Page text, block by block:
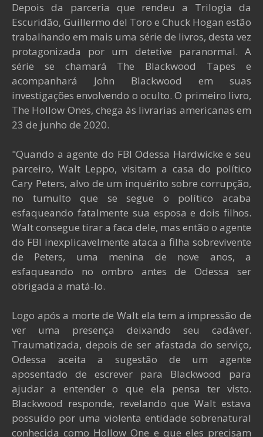
Depois da parceria que rendeu a Trilogia da
Escuridão, Guillermo del Toro e Chuck Hogan estão
trabalhando em mais uma série de livros, desta vez
protagonizada por um detetive paranormal. A
série se chamará The Blackwood Tapes e
acompanhará John Blackwood em suas
investigações envolvendo o oculto. O primeiro livro,
The Hollow Ones, chega às livrarias americanas em
23 de junho de 2020.
"Quando a agente do FBI Odessa Hardwicke e seu
parceiro, Walt Leppo, visitam a casa do político
Cary Peters, alvo de um inquérito sobre corrupção,
no tumulto que se segue o político acaba
esfaqueando fatalmente sua esposa e dois filhos.
Walt consegue tirar a faca dele, mas então o agente
do FBI inexplicavelmente ataca a filha sobrevivente
de Peters, uma menina de nove anos, a
esfaqueando no ombro antes de Odessa ser
obrigada a matá-lo.
Logo após a morte de Walt ela tem a impressão de
ver uma presença deixando seu cadáver.
Traumatizada, depois de ser afastada do serviço,
Odessa aceita a sugestão de um agente
aposentado de escrever para Blackwood para
ajudar a entender o que ela pensa ter visto.
Blackwood responde, revelando que Walt estava
possuído por uma violenta entidade sobrenatural
conhecida como Hollow One e que eles precisam